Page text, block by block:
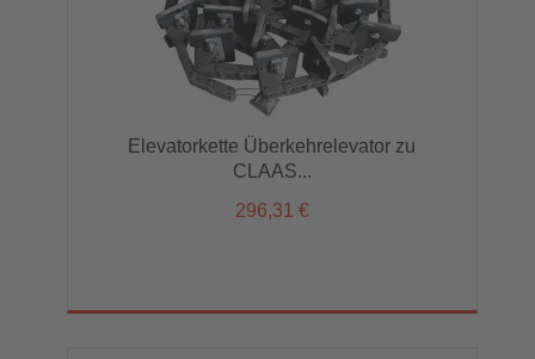
Elevatorkette Überkehrelevator zu
CLAAS...
296,31 €